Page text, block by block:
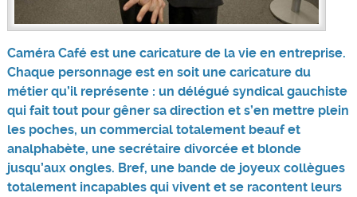
Caméra Café est une caricature de la vie en entreprise.
Chaque personnage est en soit une caricature du
métier qu’il représente : un délégué syndical gauchiste
qui fait tout pour gêner sa direction et s’en mettre plein
les poches, un commercial totalement beauf et
analphabète, une secrétaire divorcée et blonde
jusqu’aux ongles. Bref, une bande de joyeux collègues
totalement incapables qui vivent et se racontent leurs